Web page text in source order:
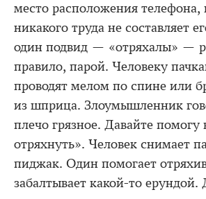
место расположения телефона,
никакого труда не составляет
один подвид — «отряхалы» —
правило, парой. Человеку
проводят мелом по спине или
из шприца. Злоумышленник
плечо грязное. Давайте помогу
отряхнуть». Человек снимает
пиджак. Один помогает
забалтывает какой-то ерундой.